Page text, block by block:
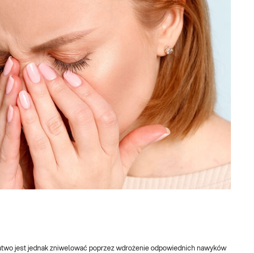
jest jednak zniwelować poprzez wdrożenie odpowiednich nawyków